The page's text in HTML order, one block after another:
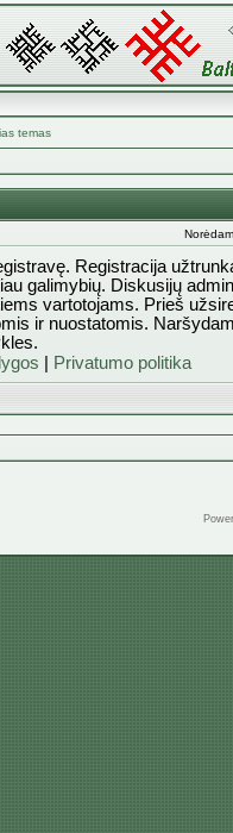
temas
Registracija
galimybių. Diskusijų
vartotojams. Prieš
ir nuostatomis.
Privatumo politika